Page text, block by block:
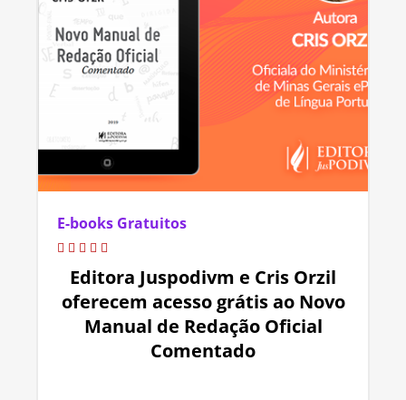
E-books Gratuitos
Editora Juspodivm e Cris Orzil
oferecem acesso grátis ao Novo
Manual de Redação Oficial
Comentado